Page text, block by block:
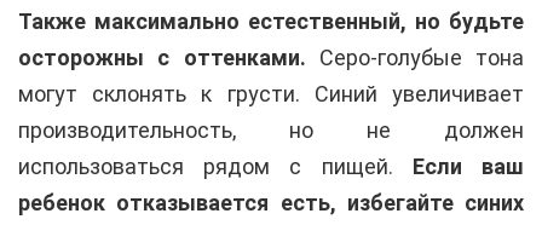
Также максимально естественный, но будьте
осторожны с оттенками. Серо-голубые тона
могут склонять к грусти. Синий увеличивает
производительность, но не должен
использоваться рядом с пищей. Если ваш
ребенок отказывается есть, избегайте синих